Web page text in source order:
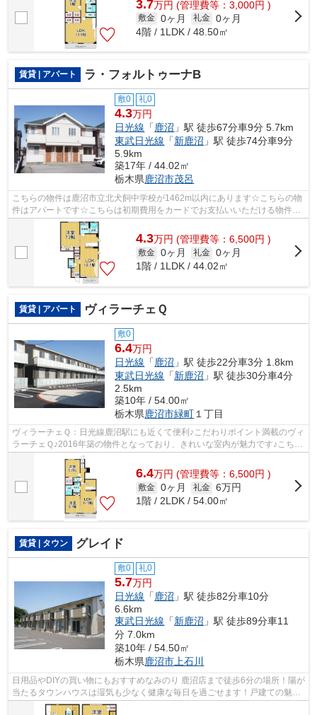
3.7万円 (管理費等：3,000円 )
敷金 0ヶ月 礼金 0ヶ月
4階 / 1LDK / 48.50㎡
賃貸 | アパート ラ・フォルトゥーナB
敷0 礼0
4.3万円
日光線 「 鹿沼 」駅 徒歩67分車9分 5.7km
東武日光線 「新鹿沼 」駅 徒歩74分車9分
5.9km
築17年 / 44.02㎡
栃木県鹿沼市茂呂
こちらの物件は鹿沼市立北犬飼中学校が1462m以内にあります☆こちらの物
件はアパートです☆こちらは初期費用をカードでお支払いいただける物件で
す☆昼間の電気代も抑えられる、明るい室...
4.3万円 (管理費等：6,500円 )
敷金 0ヶ月 礼金 0ヶ月
1階 / 1LDK / 44.02㎡
賃貸 | アパート ヴィラーチェＱ
敷0
6.4万円
日光線 「鹿沼 」駅 徒歩22分車3分 1.8km
東武日光線 「新鹿沼 」駅 徒歩30分車4分
2.5km
築10年 / 54.00㎡
栃木県鹿沼市緑町 １丁目
ヴィラーチェＱ：日光線鹿沼駅にも近くて便利♪こだわりポイント満載のヴィ
ラーチェＱ♪2016年築の物件となっており、きれいな室内が魅力です♪こちら
のアパートでは初期費用をカードでお...
6.4万円 (管理費等：6,500円 )
敷金 0ヶ月 礼金 6万円
1階 / 2LDK / 54.00㎡
賃貸 | タウン グレイド
敷0 礼0
5.7万円
日光線 「鹿沼 」駅 徒歩82分車10分
6.6km
東武日光線 「新鹿沼 」駅 徒歩89分車11
分 7.0km
築10年 / 54.50㎡
栃木県鹿沼市上石川
日用品やDIYの買い物にもおすすめなみのり 鹿沼店まで徒歩6分の場所！陽が
当たるタウンハウスは湿気も少なく健康な毎日を過ごせます！戸建ての魅力
も併せ持つタウンハウスタイプです！...